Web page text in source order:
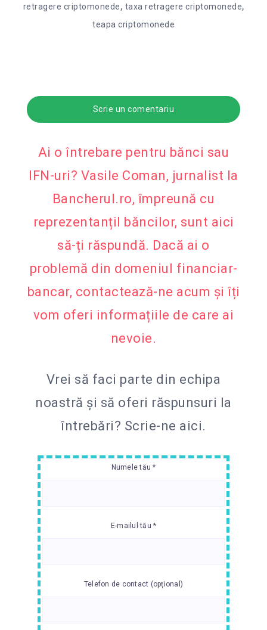
retragere criptomonede, taxa retragere criptomonede,
teapa criptomonede
Scrie un comentariu
Ai o întrebare pentru bănci sau
IFN-uri? Vasile Coman, jurnalist la
Bancherul.ro, împreună cu
reprezentanțiI băncilor, sunt aici
să-ți răspundă. Dacă ai o
problemă din domeniul financiar-
bancar, contactează-ne acum și îți
vom oferi informațiile de care ai
nevoie.
Vrei să faci parte din echipa
noastră și să oferi răspunsuri la
întrebări? Scrie-ne aici.
Numele tău *
E-mailul tău *
Telefon de contact (opțional)